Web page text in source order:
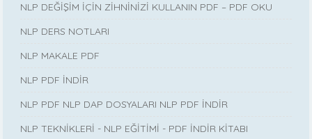
NLP DEĞİŞİM İÇİN ZİHNİNİZİ KULLANIN PDF – PDF OKU
NLP DERS NOTLARI
NLP MAKALE PDF
NLP PDF İNDİR
NLP PDF NLP DAP DOSYALARI NLP PDF İNDİR
NLP TEKNİKLERİ - NLP EĞİTİMİ - PDF İNDİR KİTABI